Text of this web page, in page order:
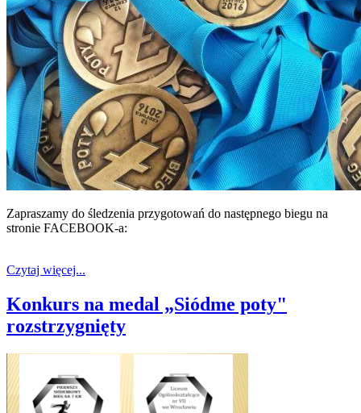
Zapraszamy do śledzenia przygotowań do następnego biegu na
stronie FACEBOOK-a:
Czytaj więcej...
Konkurs na medal „Siódme poty"
rozstrzygnięty